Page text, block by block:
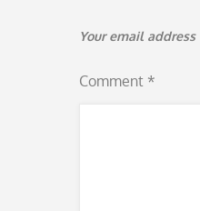
Your email
Comment *